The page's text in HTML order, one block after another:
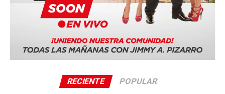
Quito, Ecuador
Sevilla, España
La serie mundial también incluye sedes en Costa Rica,
Portugal, Sudáfrica y Tailandia.
RECIENTE POPULAR